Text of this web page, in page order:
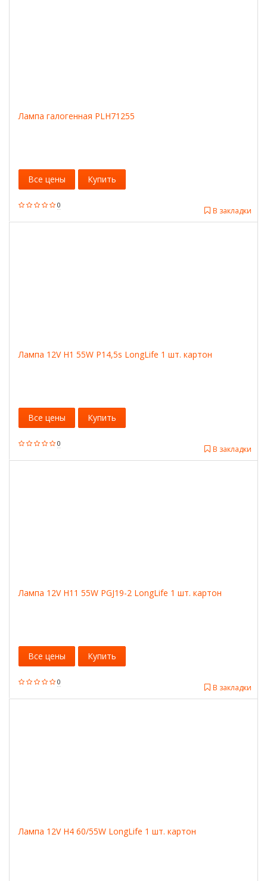
Лампа галогенная PLH71255
0
В закладки
Все цены Купить
Лампа 12V H1 55W P14,5s LongLife 1 шт. картон
0
В закладки
Все цены Купить
Лампа 12V H11 55W PGJ19-2 LongLife 1 шт. картон
0
В закладки
Все цены Купить
Лампа 12V H4 60/55W LongLife 1 шт. картон